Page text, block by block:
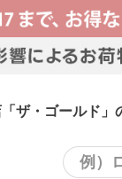
ザ・ゴールド」